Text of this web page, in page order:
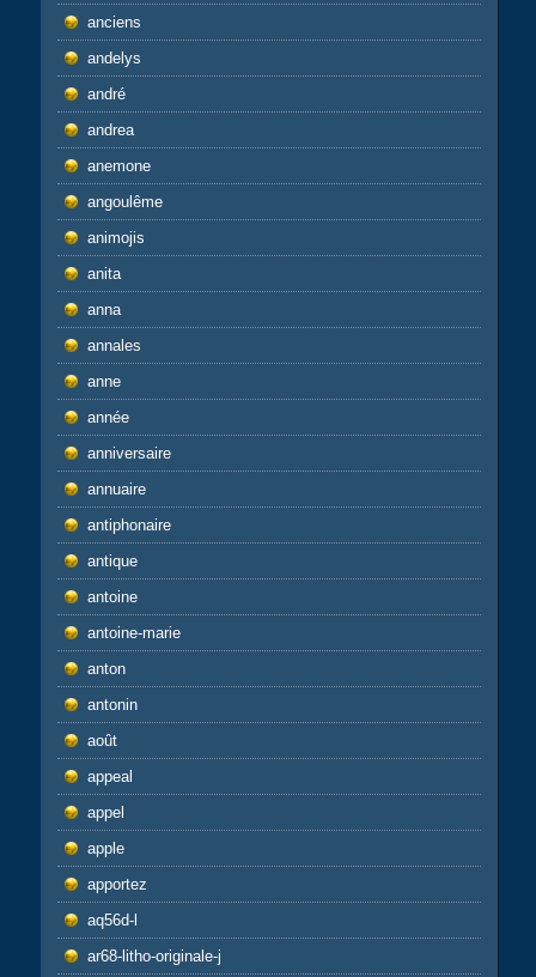
anciens
andelys
andré
andrea
anemone
angoulême
animojis
anita
anna
annales
anne
année
anniversaire
annuaire
antiphonaire
antique
antoine
antoine-marie
anton
antonin
août
appeal
appel
apple
apportez
aq56d-l
ar68-litho-originale-j